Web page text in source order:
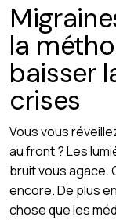
la
baisser
crises
Vous vous
au front ? Les
bruit vous agace.
encore. De plus
chose que les